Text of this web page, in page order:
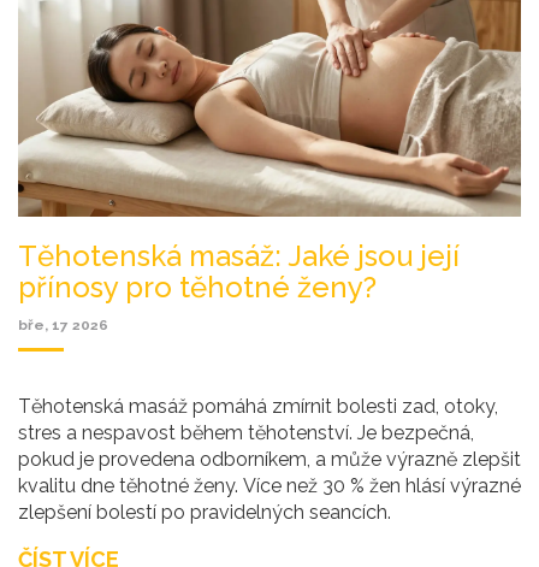
Těhotenská masáž: Jaké jsou její
přínosy pro těhotné ženy?
bře, 17 2026
Těhotenská masáž pomáhá zmírnit bolesti zad, otoky,
stres a nespavost během těhotenství. Je bezpečná,
pokud je provedena odborníkem, a může výrazně zlepšit
kvalitu dne těhotné ženy. Více než 30 % žen hlásí výrazné
zlepšení bolestí po pravidelných seancích.
ČÍST VÍCE